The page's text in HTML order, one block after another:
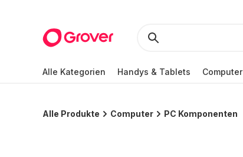
Alle Kategorien Handys & Tablets Computer
Alle Produkte Computer PC Komponenten